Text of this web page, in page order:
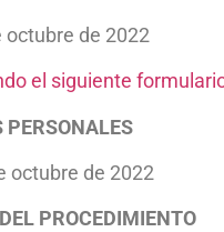
octubre de 2022
el siguiente
PERSONALES
octubre de 2022
PROCEDIMIENTO